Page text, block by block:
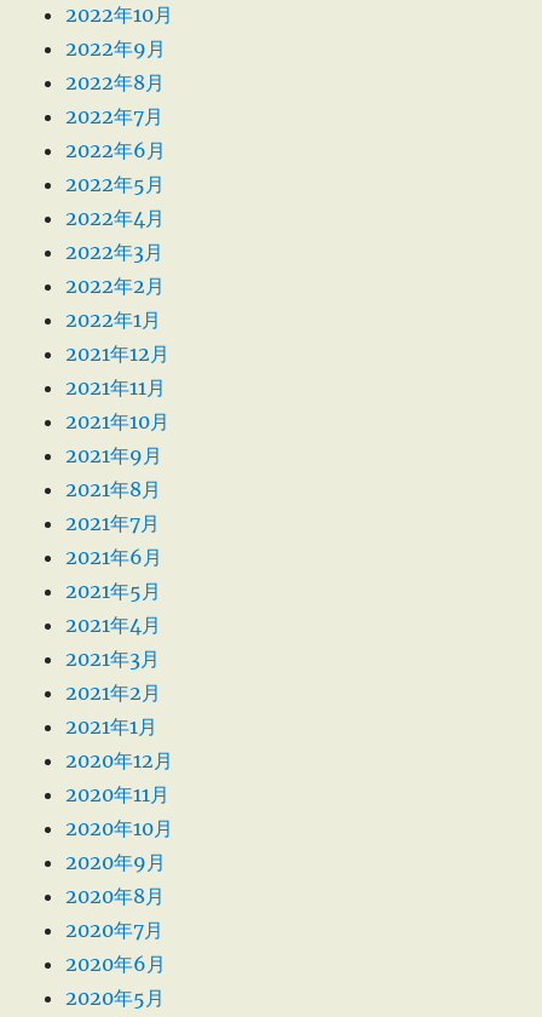
2022年10月
2022年9月
2022年8月
2022年7月
2022年6月
2022年5月
2022年4月
2022年3月
2022年2月
2022年1月
2021年12月
2021年11月
2021年10月
2021年9月
2021年8月
2021年7月
2021年6月
2021年5月
2021年4月
2021年3月
2021年2月
2021年1月
2020年12月
2020年11月
2020年10月
2020年9月
2020年8月
2020年7月
2020年6月
2020年5月